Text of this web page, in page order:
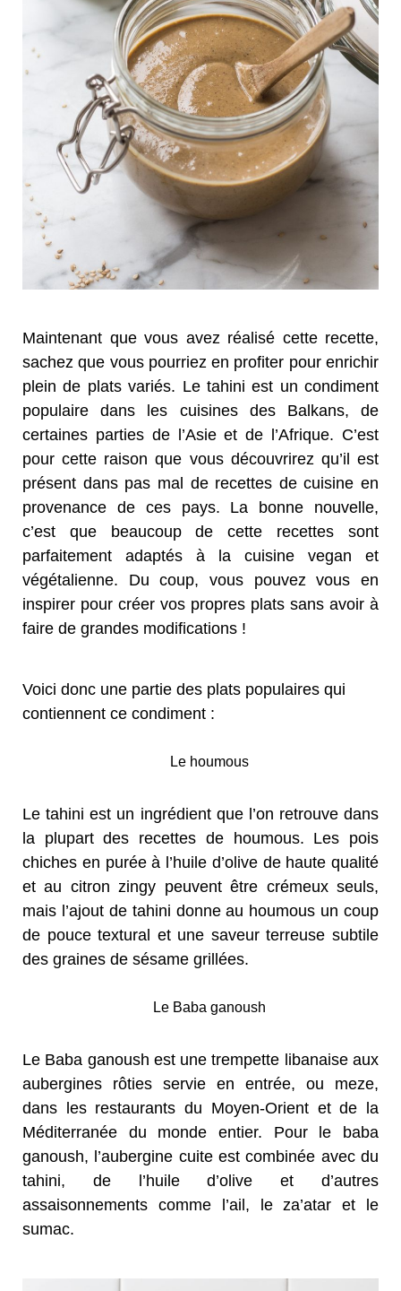
Maintenant que vous avez réalisé cette recette,
sachez que vous pourriez en profiter pour enrichir
plein de plats variés. Le tahini est un condiment
populaire dans les cuisines des Balkans, de
certaines parties de l’Asie et de l’Afrique. C’est
pour cette raison que vous découvrirez qu’il est
présent dans pas mal de recettes de cuisine en
provenance de ces pays. La bonne nouvelle,
c’est que beaucoup de cette recettes sont
parfaitement adaptés à la cuisine vegan et
végétalienne. Du coup, vous pouvez vous en
inspirer pour créer vos propres plats sans avoir à
faire de grandes modifications !
Voici donc une partie des plats populaires qui
contiennent ce condiment :
Le houmous
Le tahini est un ingrédient que l’on retrouve dans
la plupart des recettes de houmous. Les pois
chiches en purée à l’huile d’olive de haute qualité
et au citron zingy peuvent être crémeux seuls,
mais l’ajout de tahini donne au houmous un coup
de pouce textural et une saveur terreuse subtile
des graines de sésame grillées.
Le Baba ganoush
Le Baba ganoush est une trempette libanaise aux
aubergines rôties servie en entrée, ou meze,
dans les restaurants du Moyen-Orient et de la
Méditerranée du monde entier. Pour le baba
ganoush, l’aubergine cuite est combinée avec du
tahini, de l’huile d’olive et d’autres
assaisonnements comme l’ail, le za’atar et le
sumac.